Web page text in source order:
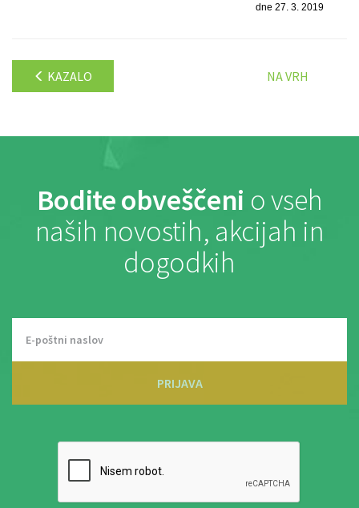
dne 27. 3. 2019
KAZALO NA VRH
Bodite obveščeni o vseh
naših novostih, akcijah in
dogodkih
PRIJAVA